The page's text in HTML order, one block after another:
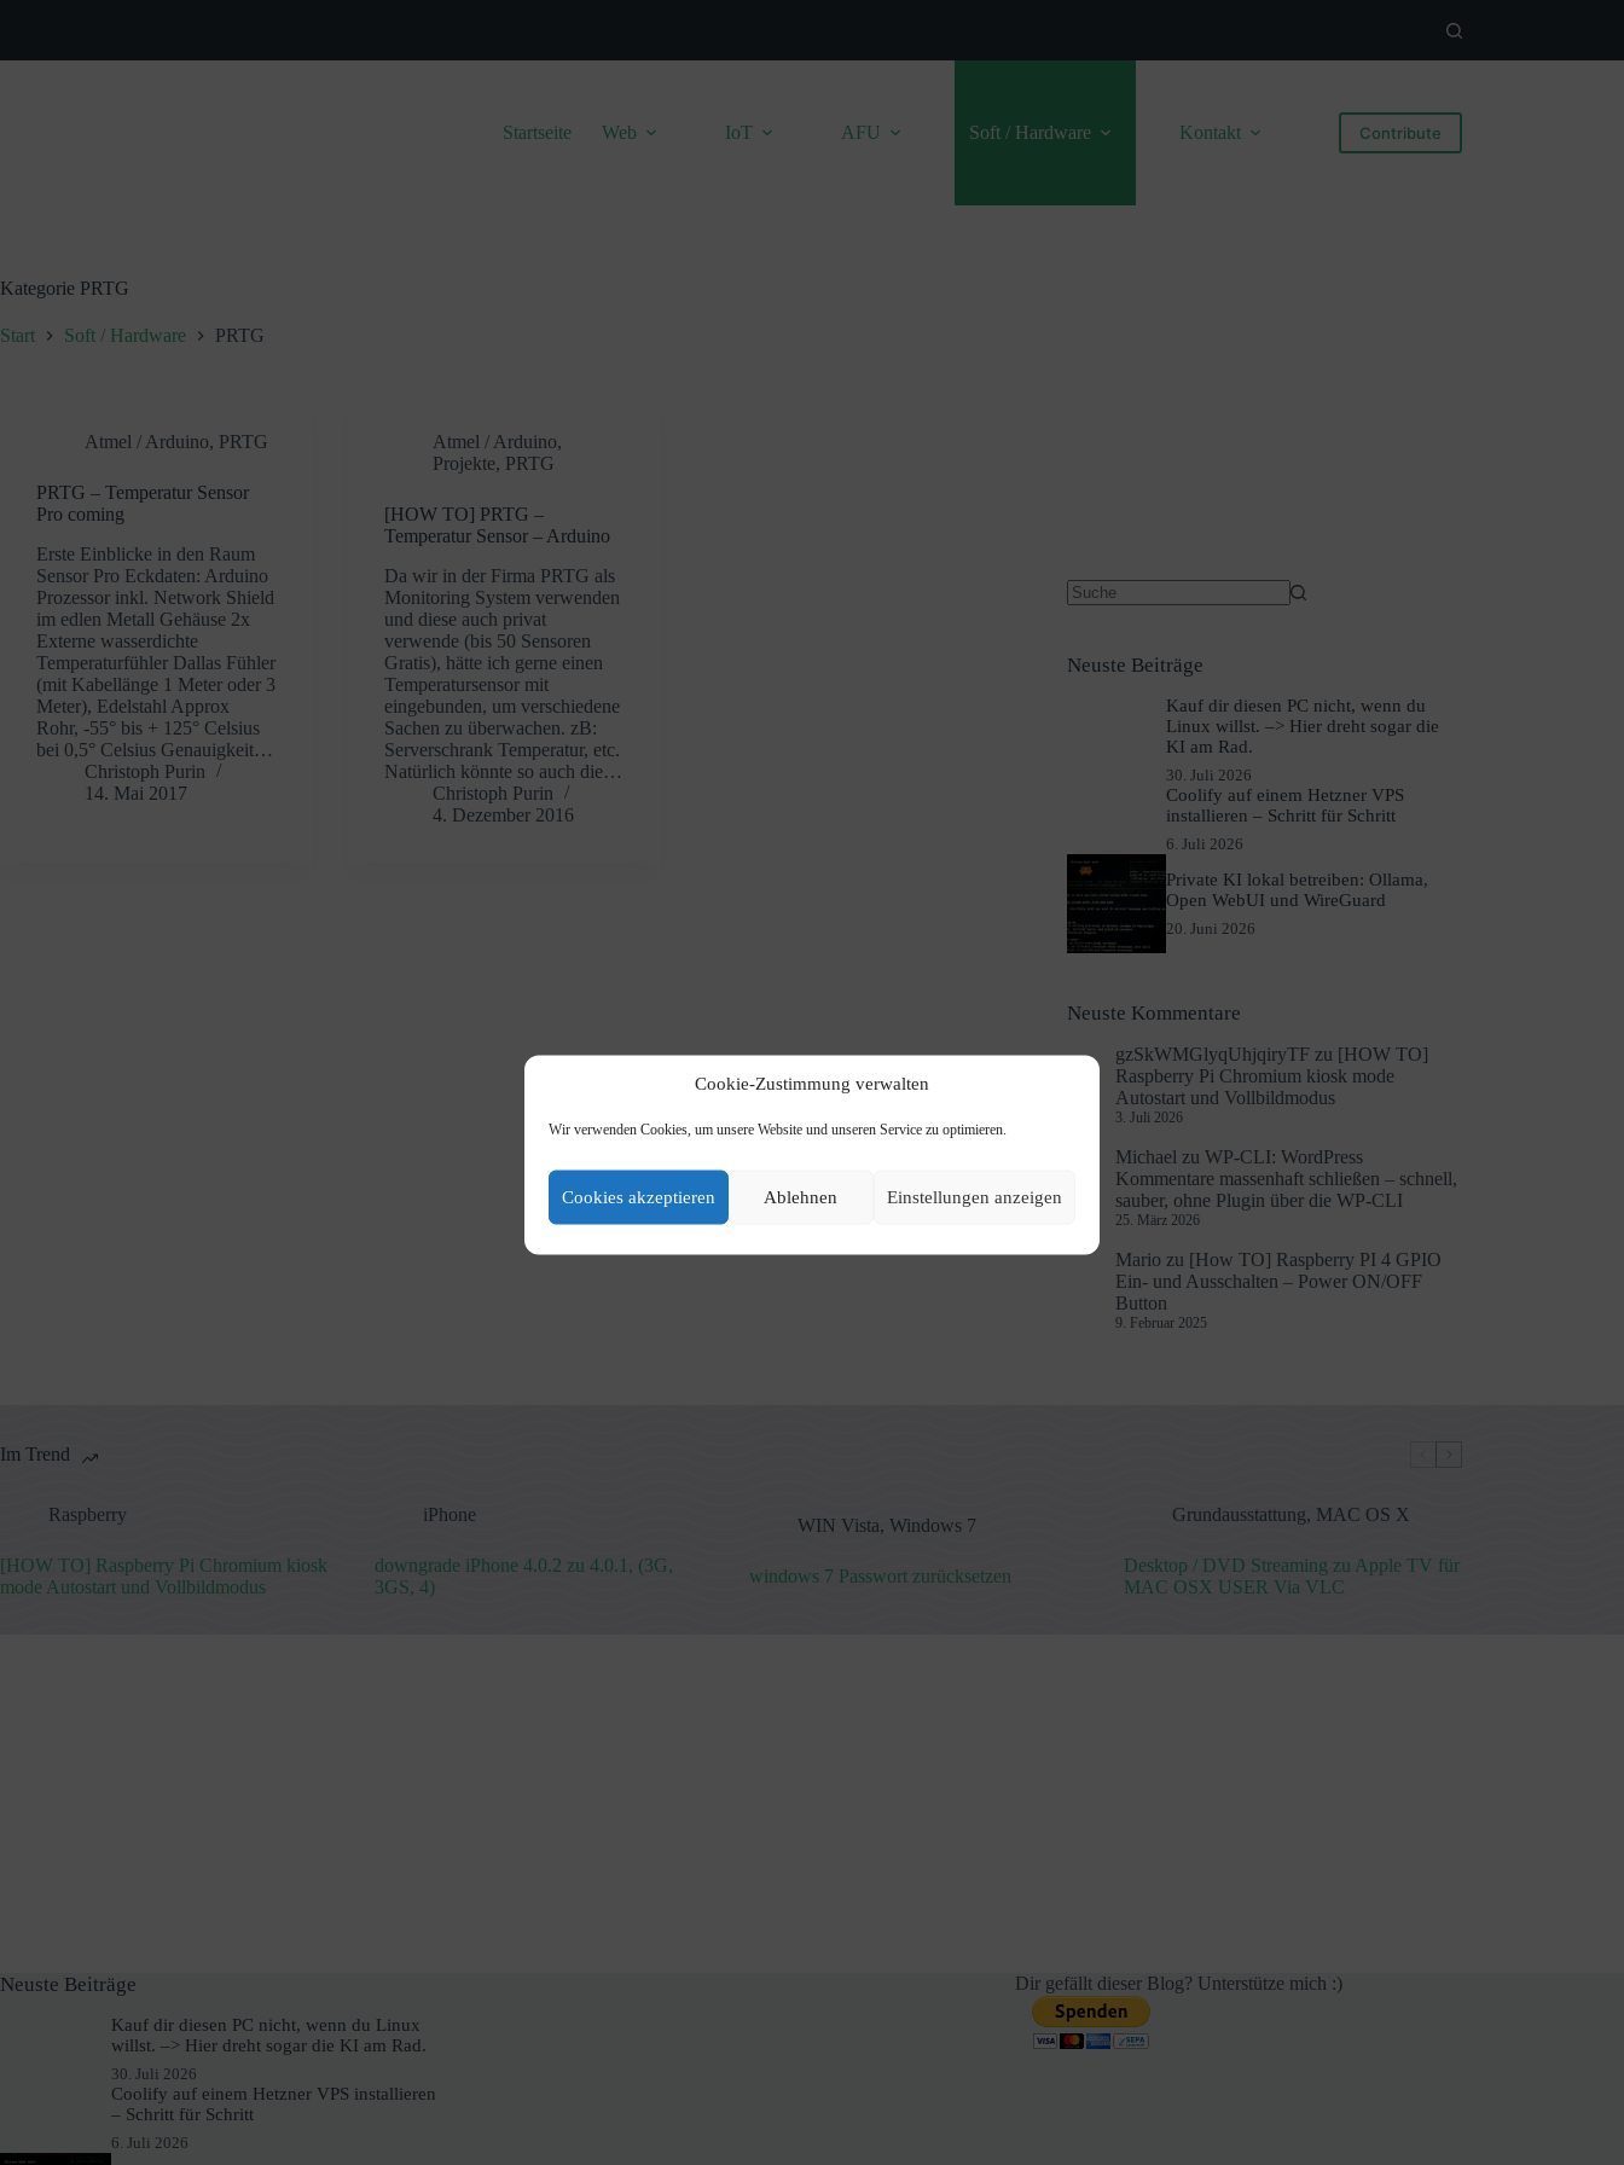
Cookie-Zustimmung verwalten
Wir verwenden Cookies, um unsere Website und unseren Service zu optimieren.
Cookies akzeptieren Ablehnen Einstellungen anzeigen
Startseite Web IoT AFU Soft / Hardware Kontakt Contribute
Kategorie PRTG
Start Soft / Hardware PRTG
Atmel / Arduino, PRTG
PRTG – Temperatur Sensor
Pro coming
Erste Einblicke in den Raum
Sensor Pro Eckdaten: Arduino
Prozessor inkl. Network Shield
im edlen Metall Gehäuse 2x
Externe wasserdichte
Temperaturfühler Dallas Fühler
(mit Kabellänge 1 Meter oder 3
Meter), Edelstahl Approx
Rohr, -55° bis + 125° Celsius
bei 0,5° Celsius Genauigkeit…
Christoph Purin
14. Mai 2017
Atmel / Arduino,
Projekte, PRTG
[HOW TO] PRTG –
Temperatur Sensor – Arduino
Da wir in der Firma PRTG als
Monitoring System verwenden
und diese auch privat
verwende (bis 50 Sensoren
Gratis), hätte ich gerne einen
Temperatursensor mit
eingebunden, um verschiedene
Sachen zu überwachen. zB:
Serverschrank Temperatur, etc.
Natürlich könnte so auch die…
Christoph Purin
4. Dezember 2016
Neuste Beiträge
Kauf dir diesen PC nicht, wenn du
Linux willst. –> Hier dreht sogar die
KI am Rad.
30. Juli 2026
Coolify auf einem Hetzner VPS
installieren – Schritt für Schritt
6. Juli 2026
Private KI lokal betreiben: Ollama,
Open WebUI und WireGuard
20. Juni 2026
Neuste Kommentare
gzSkWMGlyqUhjqiryTF zu [HOW TO]
Raspberry Pi Chromium kiosk mode
Autostart und Vollbildmodus
3. Juli 2026
Michael zuWP-CLI: WordPress
Kommentare massenhaft schließen – schnell,
sauber, ohne Plugin über die WP-CLI
25. März 2026
Mario zu [How TO] Raspberry PI 4 GPIO
Ein- und Ausschalten – Power ON/OFF
Button
9. Februar 2025
Im Trend
Raspberry
[HOW TO] Raspberry Pi Chromium kiosk
mode Autostart und Vollbildmodus
iPhone
downgrade iPhone 4.0.2 zu 4.0.1, (3G,
3GS, 4)
WIN Vista, Windows 7
windows 7 Passwort zurücksetzen
Grundausstattung, MAC OS X
Desktop / DVD Streaming zu Apple TV für
MAC OSX USER Via VLC
Neuste Beiträge
Kauf dir diesen PC nicht, wenn du Linux
willst. –> Hier dreht sogar die KI am Rad.
30. Juli 2026
Coolify auf einem Hetzner VPS installieren
– Schritt für Schritt
6. Juli 2026
Dir gefällt dieser Blog? Unterstütze mich :)